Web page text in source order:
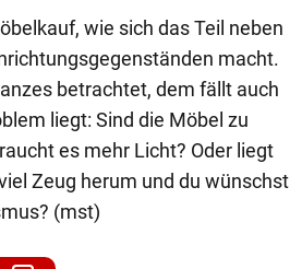
wie sich das Teil neben
macht.
betrachtet, dem fällt auch
liegt: Sind die Möbel zu
es mehr Licht? Oder liegt
Zeug herum und du wünschst
(mst)